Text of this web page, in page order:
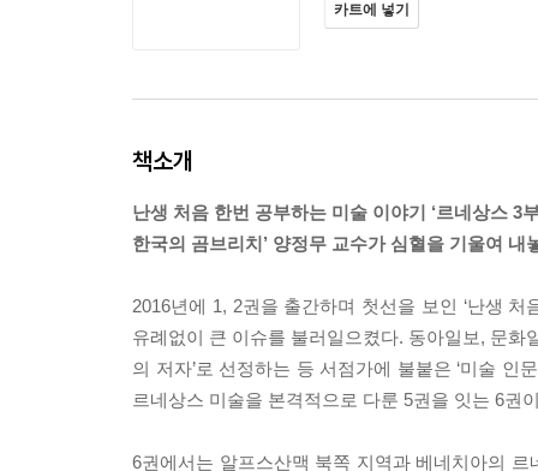
카트에 넣기
책소개
난생 처음 한번 공부하는 미술 이야기 ‘르네상스 3
한국의 곰브리치’ 양정무 교수가 심혈을 기울여 내
2016년에 1, 2권을 출간하며 첫선을 보인 ‘난생
유례없이 큰 이슈를 불러일으켰다. 동아일보, 문화
의 저자’로 선정하는 등 서점가에 불붙은 ‘미술
르네상스 미술을 본격적으로 다룬 5권을 잇는 6권
6권에서는 알프스산맥 북쪽 지역과 베네치아의